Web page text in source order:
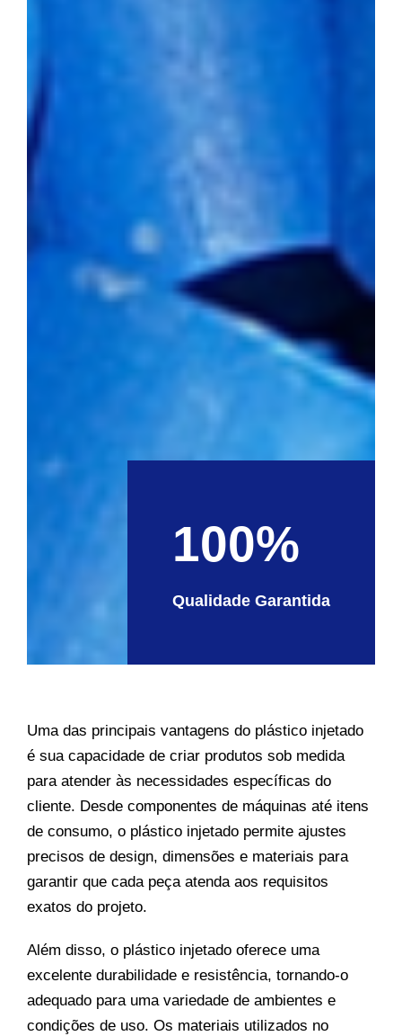
100%
Qualidade Garantida
Uma das principais vantagens do plástico injetado
é sua capacidade de criar produtos sob medida
para atender às necessidades específicas do
cliente. Desde componentes de máquinas até itens
de consumo, o plástico injetado permite ajustes
precisos de design, dimensões e materiais para
garantir que cada peça atenda aos requisitos
exatos do projeto.
Além disso, o plástico injetado oferece uma
excelente durabilidade e resistência, tornando-o
adequado para uma variedade de ambientes e
condições de uso. Os materiais utilizados no